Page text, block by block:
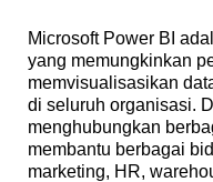
Microsoft Power BI
yang memungkinkan
memvisualisasikan
di seluruh organisasi.
menghubungkan
membantu berbagai
marketing, HR,